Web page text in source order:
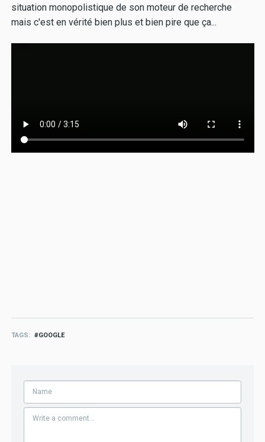
situation monopolistique de son moteur de recherche
mais c'est en vérité bien plus et bien pire que ça...
TAGS GOOGLE